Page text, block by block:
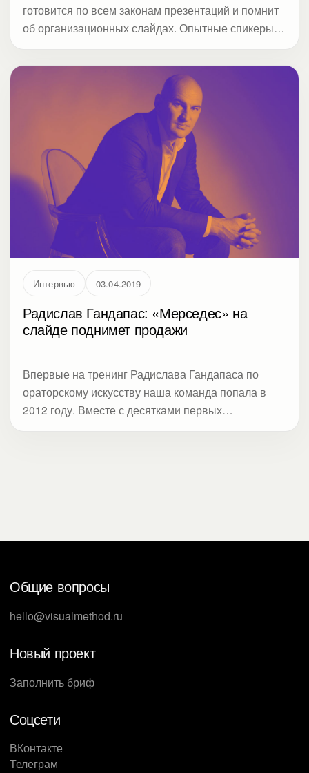
готовится по всем законам презентаций и помнит
об организационных слайдах. Опытные спикеры
методологии, чем серьезно снижают
вовлеченность аудитории. В Студии Метод с
помощью опроса выяснили: когда выступающие
пропускают организационные слайды, то это
снижает доверие и внимание.
Интервью 03.04.2019
Радислав Гандапас: «Мерседес» на
слайде поднимет продажи
Впервые на тренинг Радислава Гандапаса по
ораторскому искусству наша команда попала в
2012 году. Вместе с десятками первых
презентаций.
Общие вопросы
hello@visualmethod.ru
Новый проект
Заполнить бриф
Соцсети
ВКонтакте
Телеграм